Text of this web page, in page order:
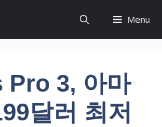
Menu
3, 아마
달러 최저